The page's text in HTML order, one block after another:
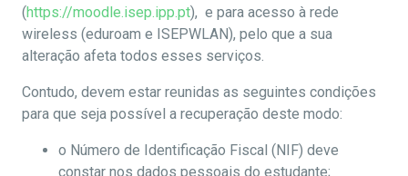
(https://moodle.isep.ipp.pt), e para acesso à rede
wireless (eduroam e ISEPWLAN), pelo que a sua
alteração afeta todos esses serviços.
Contudo, devem estar reunidas as seguintes condições
para que seja possível a recuperação deste modo:
o Número de Identificação Fiscal (NIF) deve
constar nos dados pessoais do estudante;